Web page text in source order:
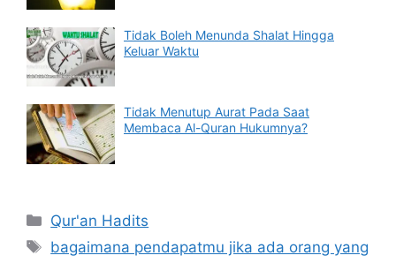
Tidak Boleh Menunda Shalat Hingga
Keluar Waktu
Tidak Menutup Aurat Pada Saat
Membaca Al-Quran Hukumnya?
Categories
Qur'an Hadits
Tags
bagaimana pendapatmu jika ada orang yang